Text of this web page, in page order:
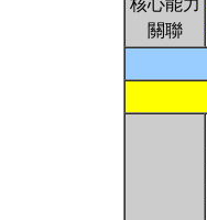
核心能力
關聯